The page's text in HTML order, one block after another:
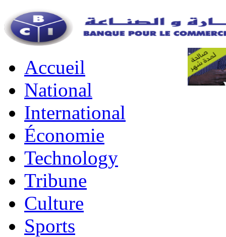
Accueil
National
International
Économie
Technology
Tribune
Culture
Sports